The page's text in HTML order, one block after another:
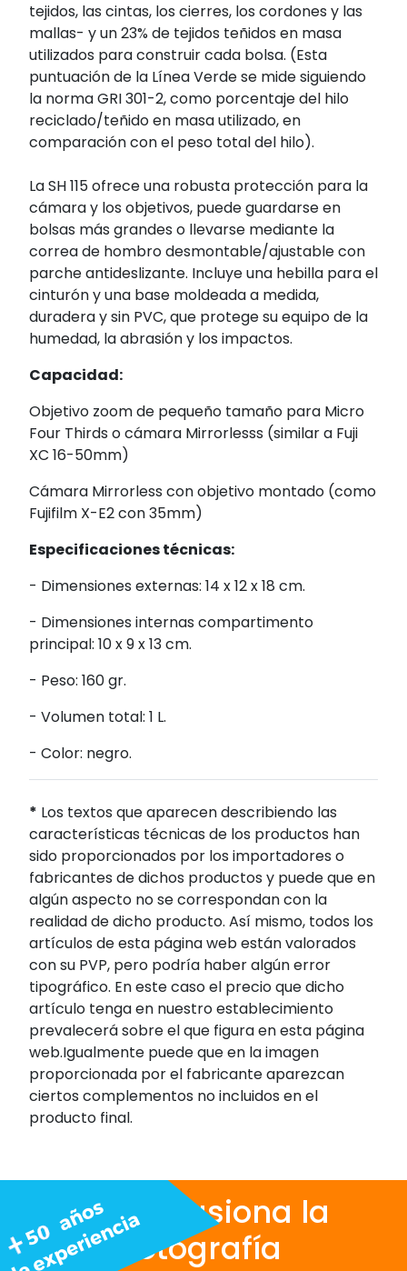
tejidos, las cintas, los cierres, los cordones y las
mallas- y un 23% de tejidos teñidos en masa
utilizados para construir cada bolsa. (Esta
puntuación de la Línea Verde se mide siguiendo
la norma GRI 301-2, como porcentaje del hilo
reciclado/teñido en masa utilizado, en
comparación con el peso total del hilo).
La SH 115 ofrece una robusta protección para la
cámara y los objetivos, puede guardarse en
bolsas más grandes o llevarse mediante la
correa de hombro desmontable/ajustable con
parche antideslizante. Incluye una hebilla para el
cinturón y una base moldeada a medida,
duradera y sin PVC, que protege su equipo de la
humedad, la abrasión y los impactos.
Capacidad:
Objetivo zoom de pequeño tamaño para Micro
Four Thirds o cámara Mirrorlesss (similar a Fuji
XC 16-50mm)
Cámara Mirrorless con objetivo montado (como
Fujifilm X-E2 con 35mm)
Especificaciones técnicas:
- Dimensiones externas: 14 x 12 x 18 cm.
- Dimensiones internas compartimento
principal: 10 x 9 x 13 cm.
- Peso: 160 gr.
- Volumen total: 1 L.
- Color: negro.
* Los textos que aparecen describiendo las
características técnicas de los productos han
sido proporcionados por los importadores o
fabricantes de dichos productos y puede que en
algún aspecto no se correspondan con la
realidad de dicho producto. Así mismo, todos los
artículos de esta página web están valorados
con su PVP, pero podría haber algún error
tipográfico. En este caso el precio que dicho
artículo tenga en nuestro establecimiento
prevalecerá sobre el que figura en esta página
web.Igualmente puede que en la imagen
proporcionada por el fabricante aparezcan
ciertos complementos no incluidos en el
producto final.
Nos apasiona la
fotografía